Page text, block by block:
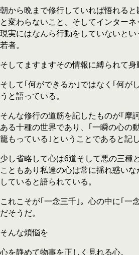
朝から晩まで修行していれば悟れる
と変わらないこと、そしてインター
現実にはなんら行動をしていないと
若者。
そしてますますその情報に縛られて身
そして｢何ができるか｣ではなく｢何が
うと語っている。
そんな修行の道筋を記したものが｢摩
ある十種の世界であり、｢一瞬の心の
籠もっている｣ということであると記し
少し省略して心は6道そして悪の三種
こともあり私達の心は常に揺れ惑い
していると語られている。
これこそが｢一念三千｣。心の中に｢一
だそうだ。
そんな煩悩を
心を静めて物事を正しく見れる心。